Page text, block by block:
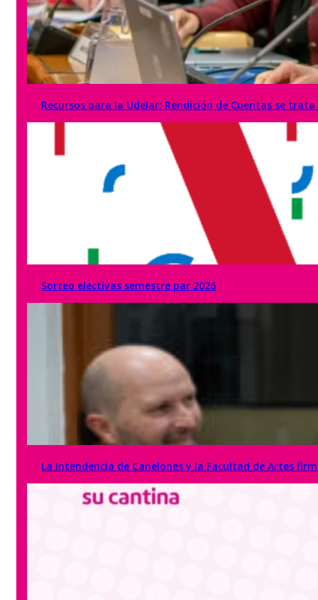
Recursos para la Udelar: Rendición de Cuentas se
Sorteo electivas semestre par 2026
La Intendencia de Canelones y la Facultad de Artes